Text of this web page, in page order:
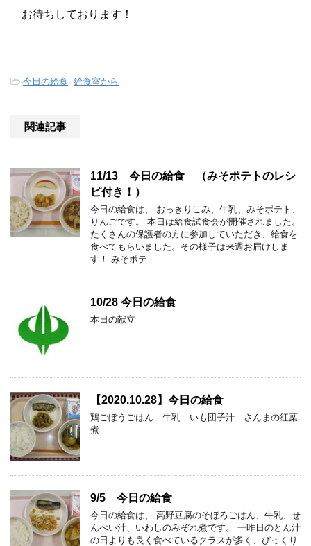
お待ちしております！
-今日の給食 給食室から
関連記事
11/13 今日の給食 （みそポテトのレシ
ピ付き！）
今日の給食は、 おっきりこみ、牛乳、みそポテト、
りんごです。 本日は給食試食会が開催されました。
たくさんの保護者の方に参加していただき、給食を
食べてもらいました。その様子は来週お届けしま
す！ みそポテ …
10/28 今日の給食
本日の献立
【2020.10.28】今日の給食
鶏ごぼうごはん 牛乳 いも団子汁 さんまの紅葉
煮
9/5 今日の給食
今日の給食は、 高野豆腐のそぼろごはん、牛乳、せ
んべい汁、いわしのみぞれ煮です。 一昨日のとん汁
の日よりも良く食べているクラスが多く、びっくり